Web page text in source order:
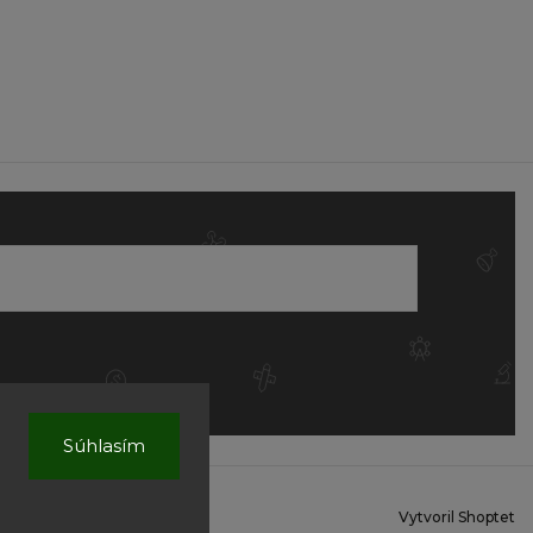
Súhlasím
Vytvoril Shoptet